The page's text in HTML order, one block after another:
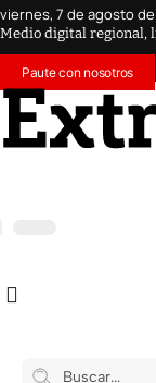
viernes, 7 de agosto
Medio digital regional,
Paute con nosotros